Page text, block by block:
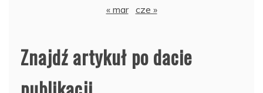
« mar cze »
Znajdź artykuł po dacie